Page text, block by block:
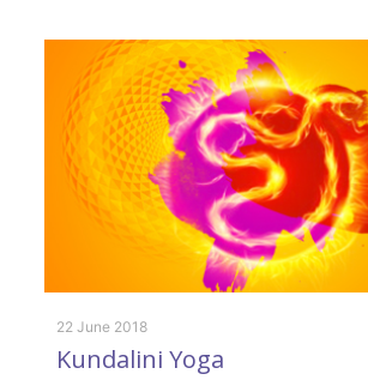
22 June 2018
Kundalini Yoga